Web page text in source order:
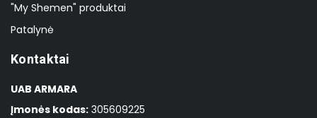
"My Shemen" produktai
Patalynė
Kontaktai
UAB ARMARA
Įmonės kodas: 305609225